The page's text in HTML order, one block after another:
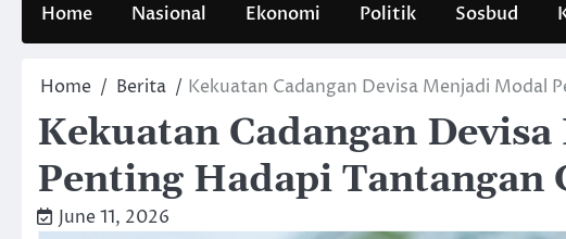
Home Nasional Ekonomi Politik Sosbud
Home Berita Kekuatan Cadangan Devisa Menjadi Modal
Kekuatan Cadangan
Penting Hadapi Tantangan
June 11, 2026